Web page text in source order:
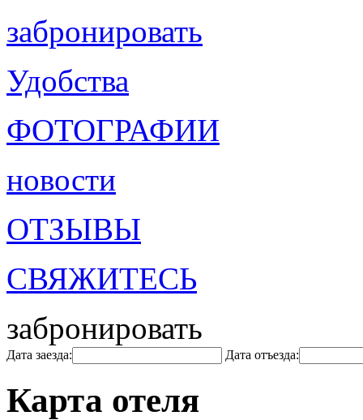
забронировать
Удобства
ФОТОГРАФИИ
новости
ОТЗЫВЫ
СВЯЖИТЕСЬ
забронировать
Дата заезда: Дата отъезда:
Карта отеля